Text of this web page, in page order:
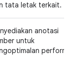
tata letak terkait.
anotasi
untuk